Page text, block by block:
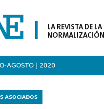
LA REVISTA DE LA
AGOSTO | 2020
ASOCIADOS